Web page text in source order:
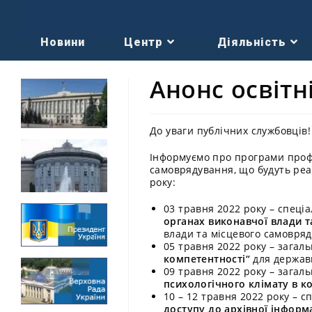
Новини Центр Діяльність
Анонс
До уваги публічних службовців!
Інформуємо про програми
самоврядування, що будуть
року:
03 травня 2022 року –
органах виконавчої влади
влади та місцевого
05 травня 2022 року –
компетентності“ для
09 травня 2022 року –
психологічного клімату в
10 – 12 травня 2022 року –
доступу до архівної